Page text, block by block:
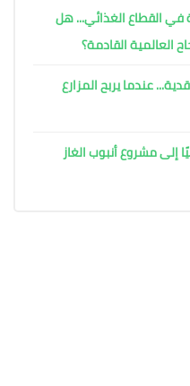
في القطاع الغذائي... هل
العالمية القادمة؟
عندما يربح المزارع
مشروع أنبوب الغاز